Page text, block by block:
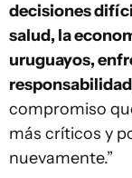
decisiones
salud, la
uruguayos,
compromiso
más críticos y
nuevamente.”